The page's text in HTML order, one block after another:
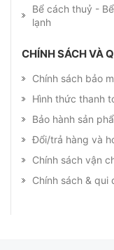
Bể cách thuỷ -
lạnh
CHÍNH SÁCH VÀ
Chính sách bảo
Hình thức thanh
Bảo hành sản
Đổi/trả hàng và
Chính sách vận
Chính sách & qui